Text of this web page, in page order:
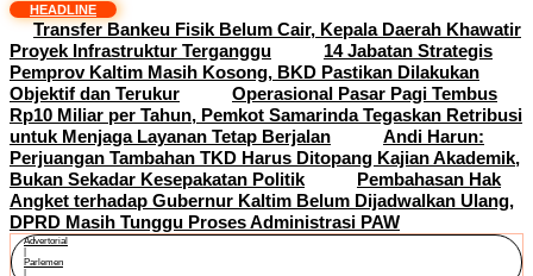
HEADLINE
Transfer Bankeu Fisik Belum Cair, Kepala Daerah Khawatir
Proyek Infrastruktur Terganggu
14 Jabatan Strategis
Pemprov Kaltim Masih Kosong, BKD Pastikan Dilakukan
Objektif dan Terukur
Operasional Pasar Pagi Tembus
Rp10 Miliar per Tahun, Pemkot Samarinda Tegaskan Retribusi
untuk Menjaga Layanan Tetap Berjalan
Andi Harun:
Perjuangan Tambahan TKD Harus Ditopang Kajian Akademik,
Bukan Sekadar Kesepakatan Politik
Pembahasan Hak
Angket terhadap Gubernur Kaltim Belum Dijadwalkan Ulang,
DPRD Masih Tunggu Proses Administrasi PAW
Advertorial
Parlemen